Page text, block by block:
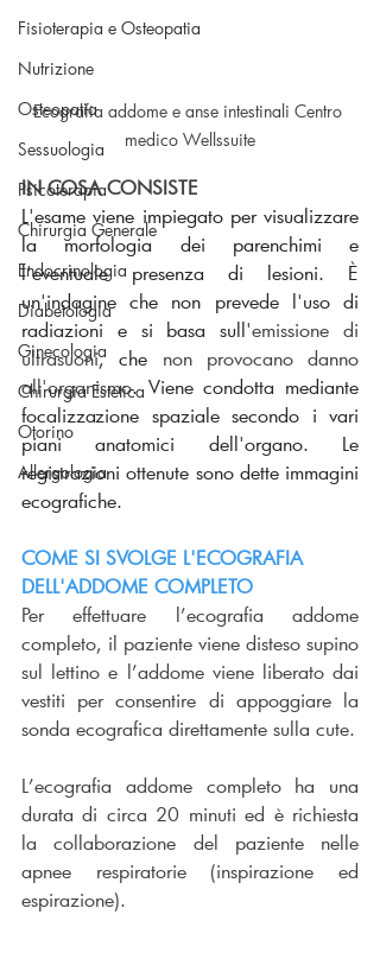
Fisioterapia e Osteopatia
Nutrizione
Osteopatia
Sessuologia
Psicoterapia
Chirurgia Generale
Endocrinologia
Diabetologia
Ginecologia
Chirurgia Estetica
Otorino
Allergologia
Ecografia addome e anse intestinali Centro
medico Wellssuite
IN COSA CONSISTE
L'esame viene impiegato per visualizzare
la morfologia dei parenchimi e
l'eventuale presenza di lesioni. È
un'indagine che non prevede l'uso di
radiazioni e si basa sull'emissione di
ultrasuoni, che non provocano danno
all'organismo. Viene condotta mediante
focalizzazione spaziale secondo i vari
piani anatomici dell'organo. Le
registrazioni ottenute sono dette immagini
ecografiche.
COME SI SVOLGE L'ECOGRAFIA
DELL'ADDOME COMPLETO
Per effettuare l’ecografia addome
completo, il paziente viene disteso supino
sul lettino e l’addome viene liberato dai
vestiti per consentire di appoggiare la
sonda ecografica direttamente sulla cute.
L’ecografia addome completo ha una
durata di circa 20 minuti ed è richiesta
la collaborazione del paziente nelle
apnee respiratorie (inspirazione ed
espirazione).